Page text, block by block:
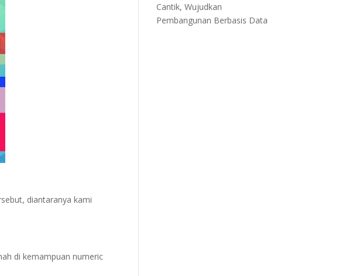
diantaranya kami
di kemampuan numeric
Cantik, Wujudkan
Pembangunan Berbasis Data